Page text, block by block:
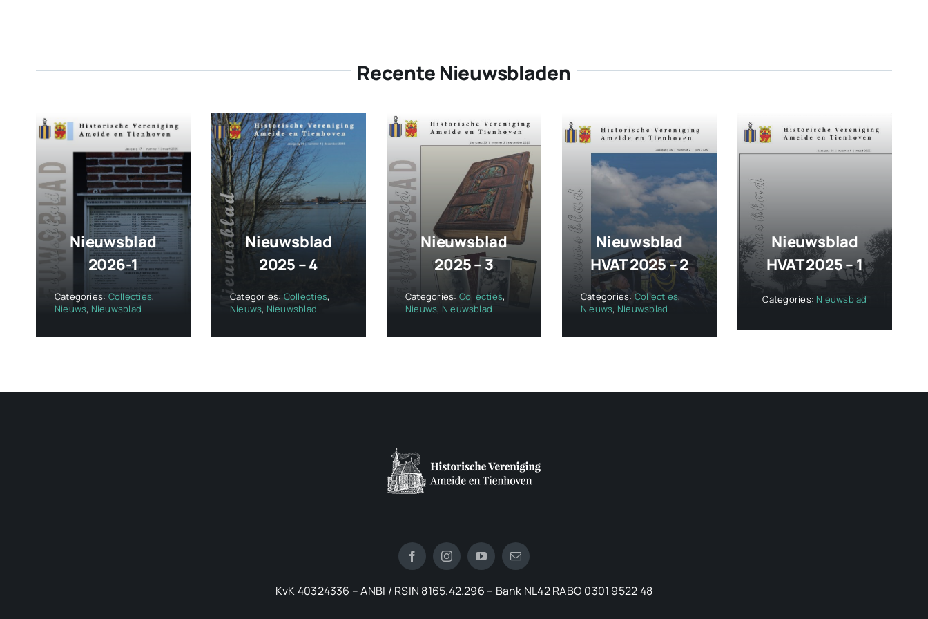
Recente Nieuwsbladen
Nieuwsblad
2026-1
Categories: Collecties,
Nieuws, Nieuwsblad
Nieuwsblad
2025 – 4
Categories: Collecties,
Nieuws, Nieuwsblad
Nieuwsblad
2025 – 3
Categories: Collecties,
Nieuws, Nieuwsblad
Nieuwsblad
HVAT 2025 – 2
Categories: Collecties,
Nieuws, Nieuwsblad
Nieuwsblad
HVAT 2025 – 1
Categories: Nieuwsblad
KvK 40324336 – ANBI / RSIN 8165.42.296 – Bank NL42 RABO 0301 9522 48